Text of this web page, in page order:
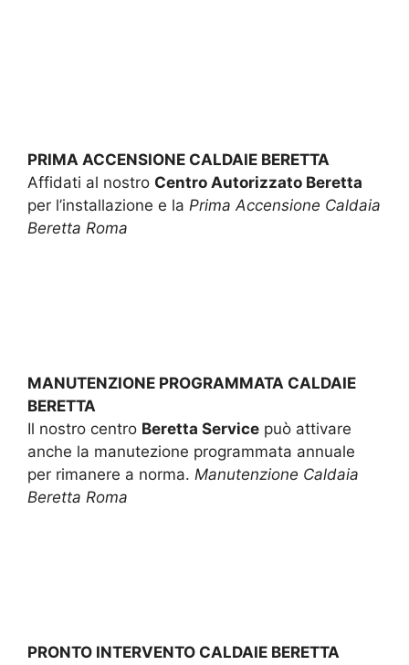
PRIMA ACCENSIONE CALDAIE BERETTA
Affidati al nostro Centro Autorizzato Beretta
per l’installazione e la Prima Accensione Caldaia
Beretta Roma
MANUTENZIONE PROGRAMMATA CALDAIE
BERETTA
Il nostro centro Beretta Service può attivare
anche la manutezione programmata annuale
per rimanere a norma. Manutenzione Caldaia
Beretta Roma
PRONTO INTERVENTO CALDAIE BERETTA